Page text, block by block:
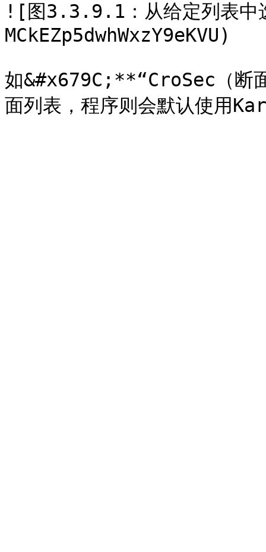
![图3.3.9.1：从给定列表
MCkEZp5dwhWxzY9eKVU)
如&#x679C;**“CroSec（断